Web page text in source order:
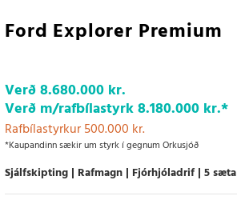
Ford Explorer Premium
Verð8.680.000 kr.
Verð m/rafbílastyrk8.180.000 kr.*
Rafbílastyrkur 500.000 kr.
*Kaupandinn sækir um styrk í gegnum Orkusjóð
Sjálfskipting Rafmagn Fjórhjóladrif 5 sæta